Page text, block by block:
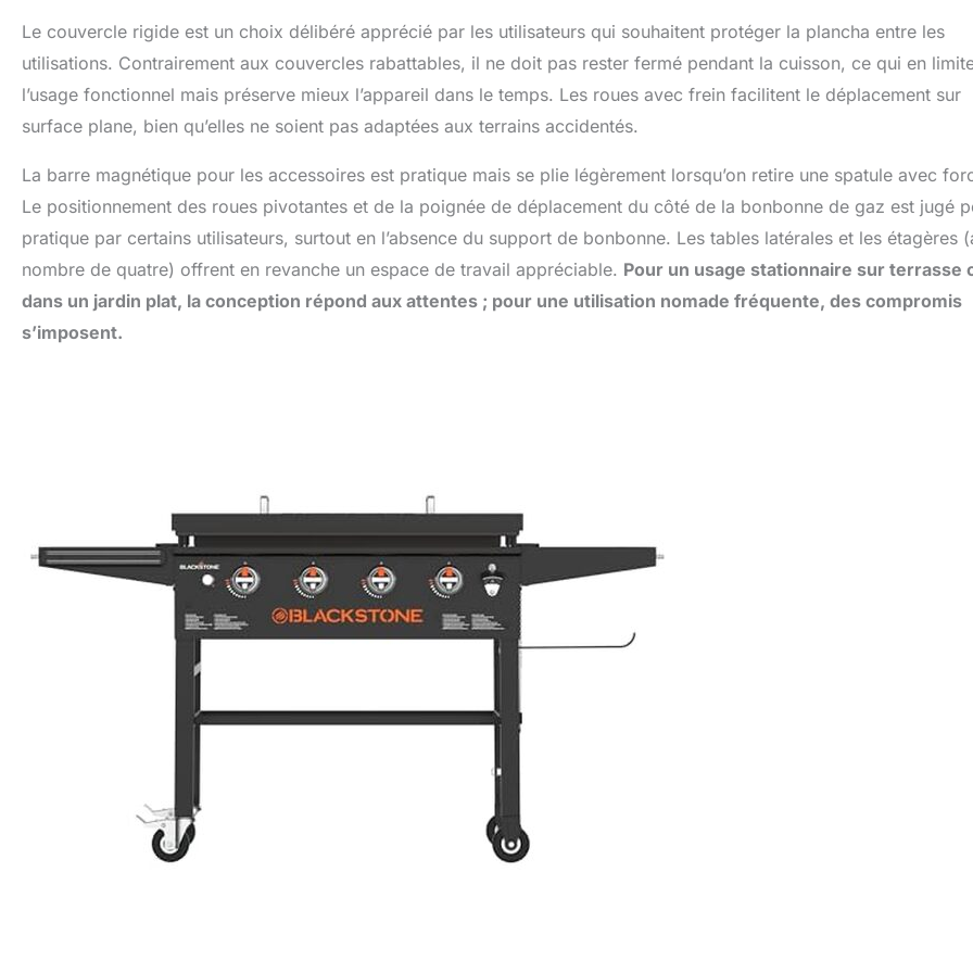
Le couvercle rigide est un choix délibéré apprécié par les utilisateurs qui souhaitent protéger la plancha entre les
utilisations. Contrairement aux couvercles rabattables, il ne doit pas rester fermé pendant la cuisson, ce qui en
l’usage fonctionnel mais préserve mieux l’appareil dans le temps. Les roues avec frein facilitent le déplacement sur
surface plane, bien qu’elles ne soient pas adaptées aux terrains accidentés.
La barre magnétique pour les accessoires est pratique mais se plie légèrement lorsqu’on retire une spatule avec
Le positionnement des roues pivotantes et de la poignée de déplacement du côté de la bonbonne de gaz est jugé
pratique par certains utilisateurs, surtout en l’absence du support de bonbonne. Les tables latérales et les étagères
nombre de quatre) offrent en revanche un espace de travail appréciable. Pour un usage stationnaire sur terrasse
dans un jardin plat, la conception répond aux attentes ; pour une utilisation nomade fréquente, des compromis
s’imposent.